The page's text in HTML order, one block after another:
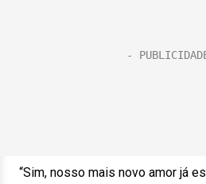
“Sim, nosso mais novo amor já